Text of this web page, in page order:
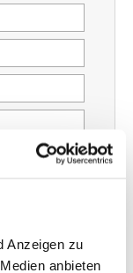
Anzeigen zu
anbieten